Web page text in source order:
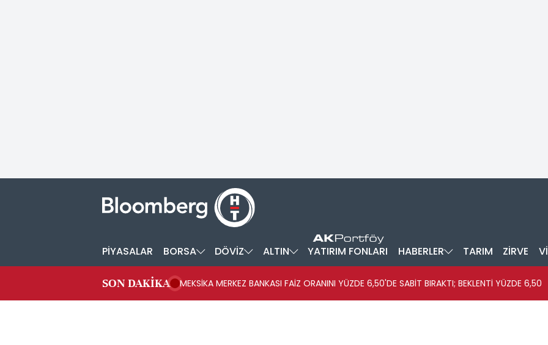
PİYASALAR BORSA DÖVİZ ALTIN YATIRIM FONLARI HABERLER TARIM ZİRVE
SON DAKİKA MEKSİKA MERKEZ BANKASI FAİZ ORANINI YÜZDE 6,50'DE SABİT BIRAKTI; BEKLENTİ YÜZDE 6,50